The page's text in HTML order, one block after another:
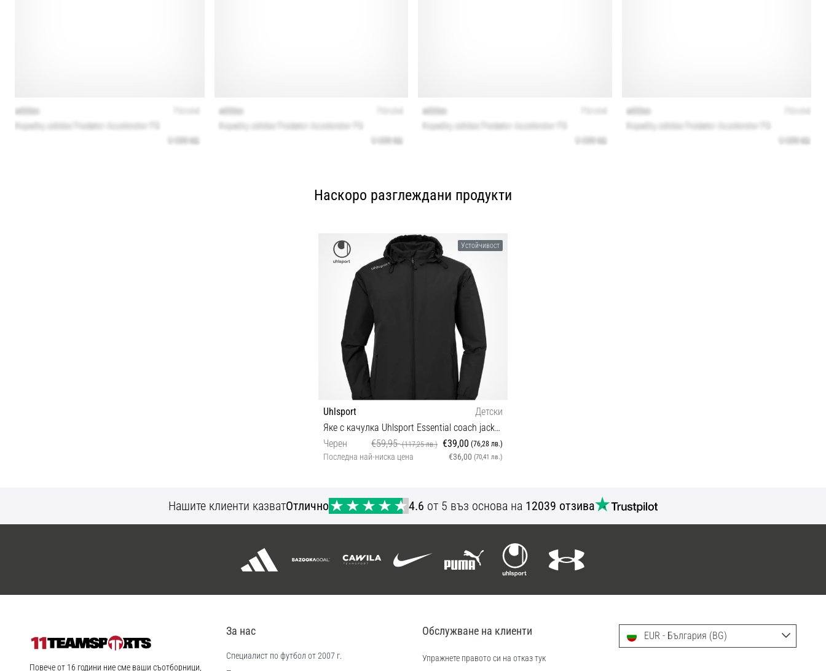
Наскоро разглеждани продукти
Устойчивост
Uhlsport
Детски
Яке с качулка Uhlsport Essential coach jacket kids
Черен
€59,95(117,25 лв.) €39,00 (76,28 лв.)
Последна най-ниска цена €36,00 (70,41 лв.)
Нашите клиенти казватОтлично 4.6 от 5 въз основа на 12039 отзива
11teamsports.bg
Повече от 16 години ние сме ваши съотборници,
За нас
Специалист по футбол от 2007 г.
Обслужване на клиенти
Упражнете правото си на отказ тук
EUR - България (BG)